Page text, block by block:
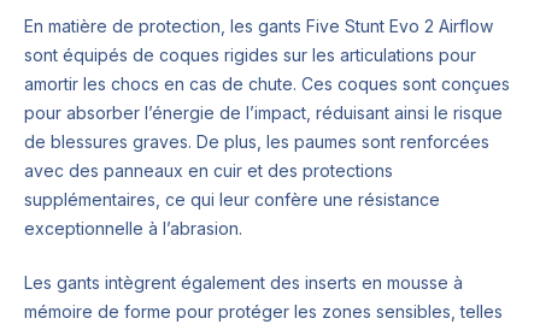
En matière de protection, les gants Five Stunt Evo 2 Airflow
sont équipés de coques rigides sur les articulations pour
amortir les chocs en cas de chute. Ces coques sont conçues
pour absorber l’énergie de l’impact, réduisant ainsi le risque
de blessures graves. De plus, les paumes sont renforcées
avec des panneaux en cuir et des protections
supplémentaires, ce qui leur confère une résistance
exceptionnelle à l’abrasion.
Les gants intègrent également des inserts en mousse à
mémoire de forme pour protéger les zones sensibles, telles